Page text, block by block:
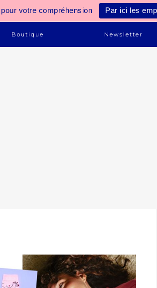
votre compréhension Par ici les
Boutique Newsletter